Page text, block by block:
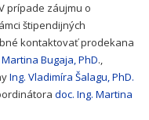
prípade záujmu o
štipendijných
kontaktovať prodekana
Bugaja, PhD.,
Ing. Vladimíra Šalagu, PhD.
doc. Ing. Martina